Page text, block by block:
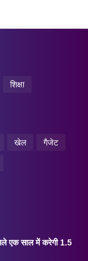
शिक्षा
खेल
गैजेट
एक साल में करेगी 1.5